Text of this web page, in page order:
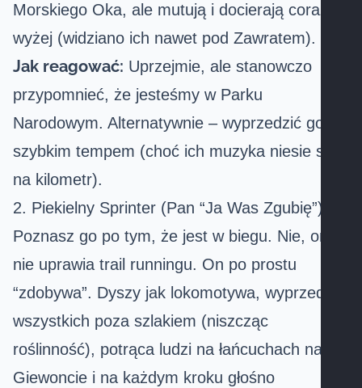
Morskiego Oka, ale mutują i docierają coraz
wyżej (widziano ich nawet pod Zawratem).
Jak reagować: Uprzejmie, ale stanowczo
przypomnieć, że jesteśmy w Parku
Narodowym. Alternatywnie – wyprzedzić go
szybkim tempem (choć ich muzyka niesie się
na kilometr).
2. Piekielny Sprinter (Pan “Ja Was Zgubię”)
Poznasz go po tym, że jest w biegu. Nie, on
nie uprawia trail runningu. On po prostu
“zdobywa”. Dyszy jak lokomotywa, wyprzedza
wszystkich poza szlakiem (niszcząc
roślinność), potrąca ludzi na łańcuchach na
Giewoncie i na każdym kroku głośno